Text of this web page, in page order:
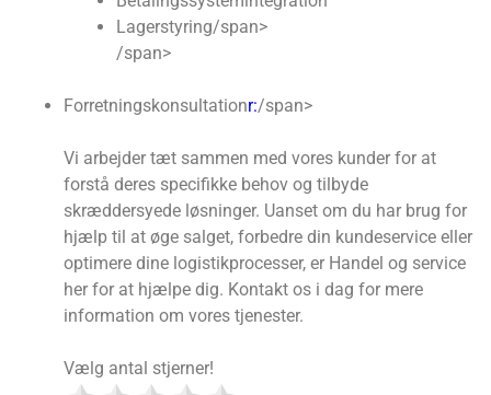
Lagerstyring/span>
/span>
Forretningskonsultationr:/span>
Vi arbejder tæt sammen med vores kunder for at
forstå deres specifikke behov og tilbyde
skræddersyede løsninger. Uanset om du har brug for
hjælp til at øge salget, forbedre din kundeservice eller
optimere dine logistikprocesser, er Handel og service
her for at hjælpe dig. Kontakt os i dag for mere
information om vores tjenester.
Vælg antal stjerner!